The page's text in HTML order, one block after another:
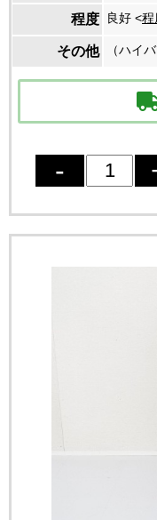
程度 良好 <程
その他 （ハイ